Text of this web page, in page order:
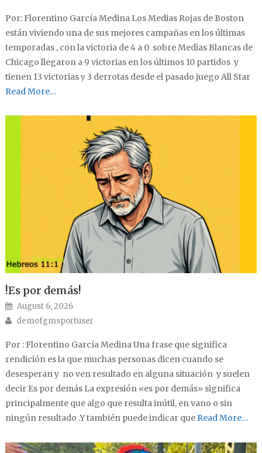
Por: Florentino García Medina Los Medias Rojas de Boston
están viviendo una de sus mejores campañas en los últimas
temporadas , con la victoria de 4 a 0 sobre Medias Blancas de
Chicago llegaron a 9 victorias en los últimos 10 partidos y
tienen 13 victorias y 3 derrotas desde el pasado juego All Star
Read More…
!Es por demás!
Posted on
August 6, 2026
Author
demofgmsportuser
Por : Florentino García Medina Una frase que significa
rendición es la que muchas personas dicen cuando se
desesperan y no ven resultado en alguna situación y suelen
decir Es por demás La expresión «es por demás» significa
principalmente que algo que resulta inútil, en vano o sin
ningún resultado .Y también puede indicar queRead More…